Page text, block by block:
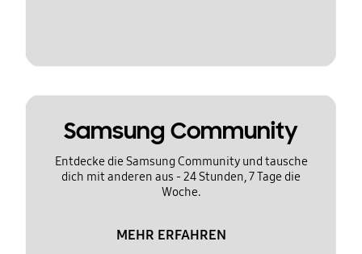
Samsung Community
Entdecke die Samsung Community und tausche
dich mit anderen aus - 24 Stunden, 7 Tage die
Woche.
MEHR ERFAHREN